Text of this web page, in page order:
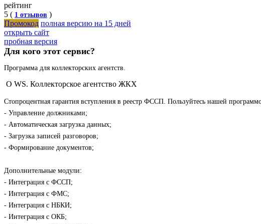
рейтинг
5 ( 1 отзывов )
Промокод полная версию на 15 дней
открыть сайт
пробная версия
Для кого этот сервис?
Программа для коллекторских агентств.
О WS. Коллекторское агентство ЖКХ
Стопроцентная гарантия вступления в реестр ФССП. Пользуйтесь нашей
- Управление должниками;
- Автоматическая загрузка данных;
- Загрузка записей разговоров;
- Формирование документов;
Дополнительные модули:
- Интеграция с ФССП;
- Интеграция с ФМС;
- Интеграция с НБКИ;
- Интеграция с ОКБ;